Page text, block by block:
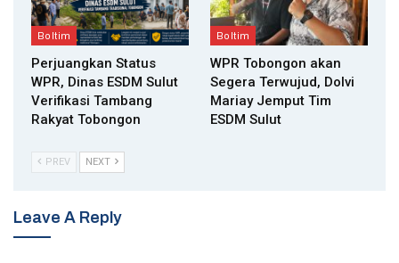
Boltim
Perjuangkan Status
WPR, Dinas ESDM Sulut
Verifikasi Tambang
Rakyat Tobongon
Boltim
WPR Tobongon akan
Segera Terwujud, Dolvi
Mariay Jemput Tim
ESDM Sulut
PREV NEXT
Leave A Reply